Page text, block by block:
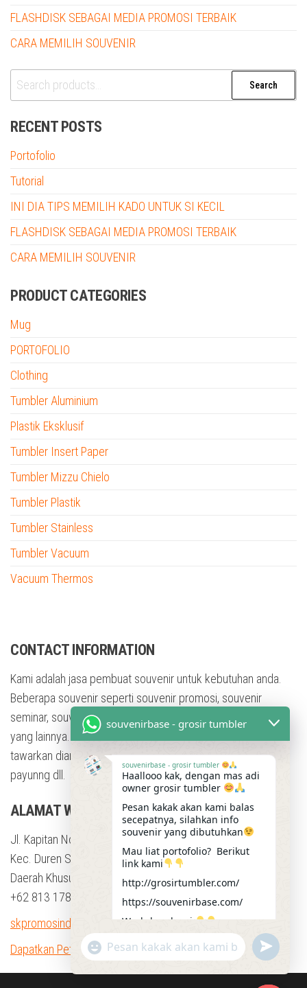
FLASHDISK SEBAGAI MEDIA PROMOSI TERBAIK
CARA MEMILIH SOUVENIR
Search
for:
Search
RECENT POSTS
Portofolio
Tutorial
INI DIA TIPS MEMILIH KADO UNTUK SI KECIL
FLASHDISK SEBAGAI MEDIA PROMOSI TERBAIK
CARA MEMILIH SOUVENIR
PRODUCT CATEGORIES
Mug
PORTOFOLIO
Clothing
Tumbler Aluminium
Plastik Eksklusif
Tumbler Insert Paper
Tumbler Mizzu Chielo
Tumbler Plastik
Tumbler Stainless
Tumbler Vacuum
Vacuum Thermos
CONTACT INFORMATION
Kami adalah jasa pembuat souvenir untuk kebutuhan anda.
Beberapa souvenir seperti souvenir promosi, souvenir
seminar, souvenir training, souvenir pesta, dan masih banyak
yang lainnya. Dengan berbagai bentuk souvenir yang kami
tawarkan diantaranya adalah tumbler, mug, flashdisk, Kaos,
payunng dll.
ALAMAT WORKSHOP
Jl. Kapitan No.23b, RT.9/RW.4, Klender
Kec. Duren Sawit, Kota Jakarta Timur,
Daerah Khusus Ibukota Jakarta 13470
+62 813 1784 4012
skpromosindo@gmail.com
Dapatkan Petunjuk Arah
souvenirbase - grosir tumbler
souvenirbase - grosir tumbler
Haallooo kak, dengan mas adi
owner grosir tumbler
Pesan kakak akan kami balas
secepatnya, silahkan info
souvenir yang dibutuhkan
Mau liat portofolio? Berikut
link kami
http://grosirtumbler.com/
https://souvenirbase.com/
Workshop kami
https://maps.app.goo.gl/kRkgZ
HdKp2TiLGt66
04:46
"
+
c
W
h
u
n
d